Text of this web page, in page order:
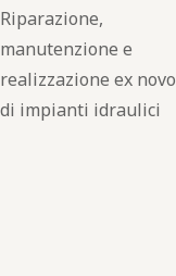
Riparazione,
manutenzione e
realizzazione ex novo
di impianti idraulici